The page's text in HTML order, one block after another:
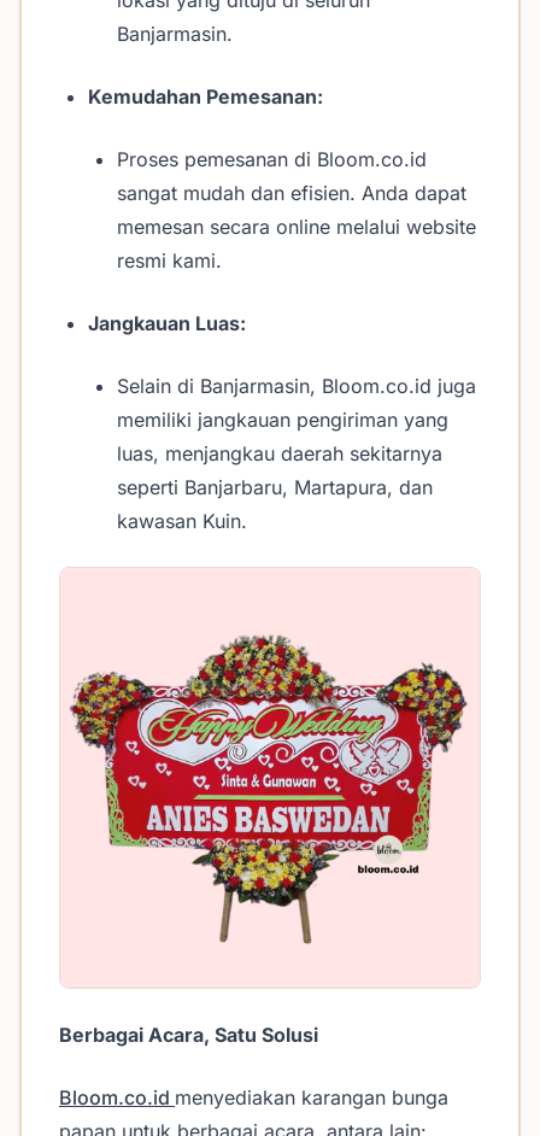
Banjarmasin.
Kemudahan Pemesanan:
Proses pemesanan di Bloom.co.id
sangat mudah dan efisien. Anda dapat
memesan secara online melalui website
resmi kami.
Jangkauan Luas:
Selain di Banjarmasin, Bloom.co.id juga
memiliki jangkauan pengiriman yang
luas, menjangkau daerah sekitarnya
seperti Banjarbaru, Martapura, dan
kawasan Kuin.
Berbagai Acara, Satu Solusi
Bloom.co.id menyediakan karangan bunga
papan untuk berbagai acara, antara lain: